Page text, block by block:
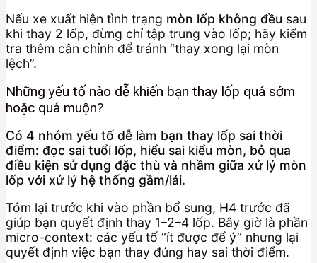
Nếu xe xuất hiện tình trạng mòn lốp không đều sau
khi thay 2 lốp, đừng chỉ tập trung vào lốp; hãy kiểm
tra thêm cân chỉnh để tránh “thay xong lại mòn
lệch”.
Những yếu tố nào dễ khiến bạn thay lốp quá sớm
hoặc quá muộn?
Có 4 nhóm yếu tố dễ làm bạn thay lốp sai thời
điểm: đọc sai tuổi lốp, hiểu sai kiểu mòn, bỏ qua
điều kiện sử dụng đặc thù và nhầm giữa xử lý mòn
lốp với xử lý hệ thống gầm/lái.
Tóm lại trước khi vào phần bổ sung, H4 trước đã
giúp bạn quyết định thay 1–2–4 lốp. Bây giờ là phần
micro-context: các yếu tố “ít được để ý” nhưng lại
quyết định việc bạn thay đúng hay sai thời điểm.